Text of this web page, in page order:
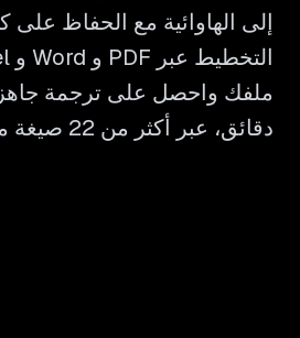
إلى الهاوائية مع الحفاظ
ملفك واحصل على ترجمة
دقائق، عبر أكثر من 22 صيغة مدعومة.